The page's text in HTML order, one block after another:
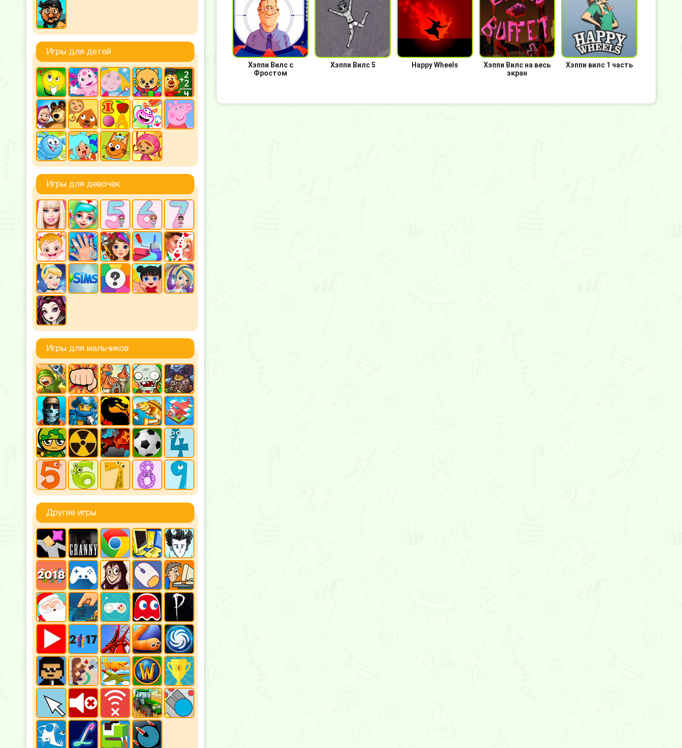
Игры для детей
Игры для девочек
Игры для мальчиков
Другие игры
Хэппи Вилс с
Фростом
Хэппи Вилс 5 Happy Wheels
Хэппи Вилс на весь
экран
Хэппи вилс 1 часть